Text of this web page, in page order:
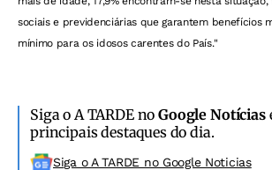
sociais e previdenciárias que garantem benefícios
mínimo para os idosos carentes do País."
Siga o A TARDE noGoogle Notícias
principais destaques do dia.
Siga o A TARDE no Google Noticias